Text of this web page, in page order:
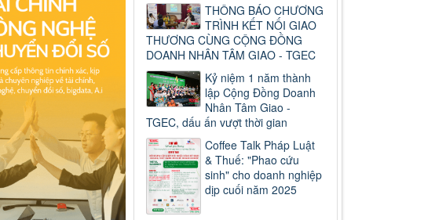
THÔNG BÁO CHƯƠNG
TRÌNH KẾT NỐI GIAO
THƯƠNG CÙNG CỘNG ĐỒNG
DOANH NHÂN TÂM GIAO - TGEC
Kỷ niệm 1 năm thành
lập Cộng Đồng Doanh
Nhân Tâm Giao -
TGEC, dấu ấn vượt thời gian
Coffee Talk Pháp Luật
& Thuế: "Phao cứu
sinh" cho doanh nghiệp
dịp cuối năm 2025